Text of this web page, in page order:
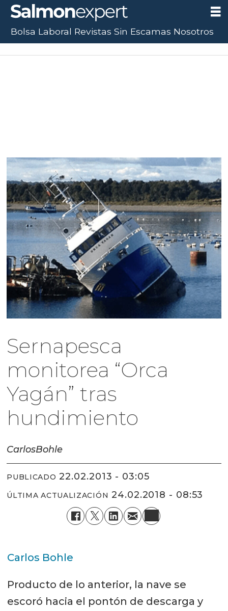
Sernapesca
monitorea “Orca
Yagán” tras
hundimiento
CarlosBohle
PUBLICADO 22.02.2013 - 03:05
ÚLTIMA ACTUALIZACIÓN 24.02.2018 - 08:53
Carlos Bohle
Producto de lo anterior, la nave se
escoró hacia el pontón de descarga y
Bolsa Laboral Revistas Sin Escamas Nosotros